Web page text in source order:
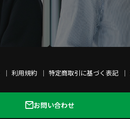
利用規約 特定商取引に基づく表記
お問い合わせ